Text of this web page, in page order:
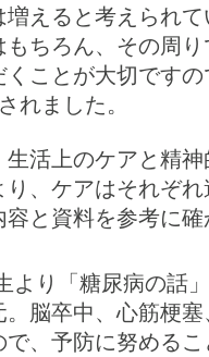
えると考えられ
ちろん、その周
ことが大切です
れました。
活上のケアと精
、ケアはそれぞ
と資料を参考に
り「糖尿病の話
脳卒中、心筋梗
で、予防に努める